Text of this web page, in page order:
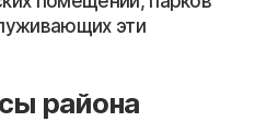
эти
района